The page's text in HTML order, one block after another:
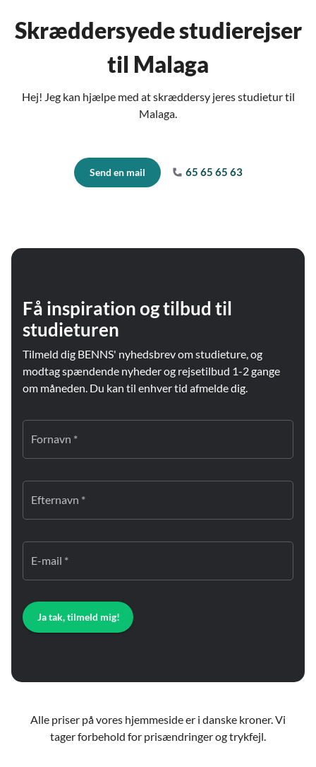
Skræddersyede studierejser
til Malaga
Hej! Jeg kan hjælpe med at skræddersy jeres studietur til
Malaga.
Send en mail 65 65 65 63
Få inspiration og tilbud til
studieturen
Tilmeld dig BENNS' nyhedsbrev om studieture, og
modtag spændende nyheder og rejsetilbud 1-2 gange
om måneden. Du kan til enhver tid afmelde dig.
Fornavn *
Efternavn *
E-mail *
Ja tak, tilmeld mig!
Alle priser på vores hjemmeside er i danske kroner. Vi
tager forbehold for prisændringer og trykfejl.